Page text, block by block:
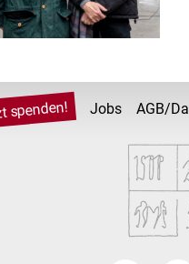
spenden! Jobs AGB/